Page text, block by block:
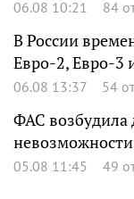
06.08 10:21 84
В России
Евро-2, Евро-3
06.08 13:37 54
ФАС возбудила
невозможности
05.08 11:45 49